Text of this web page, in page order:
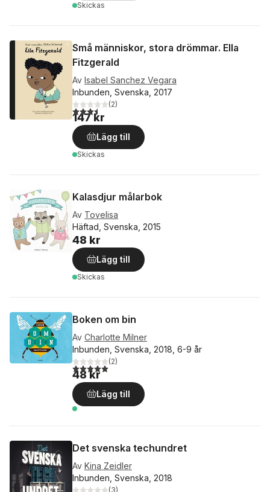
Skickas
Små människor, stora drömmar. Ella
Fitzgerald
Av Isabel Sanchez Vegara
Inbunden, Svenska, 2017
3,5utav 5 stjärnor. Totalt antal röster:
(2)
147 kr
Lägg till
Skickas
Kalasdjur målarbok
Av Tovelisa
Häftad, Svenska, 2015
48 kr
Lägg till
Skickas
Boken om bin
Av Charlotte Milner
Inbunden, Svenska, 2018, 6-9 år
5,0utav 5 stjärnor. Totalt antal röster:
(2)
48 kr
Lägg till
Det svenska techundret
Av Kina Zeidler
Inbunden, Svenska, 2018
(3)